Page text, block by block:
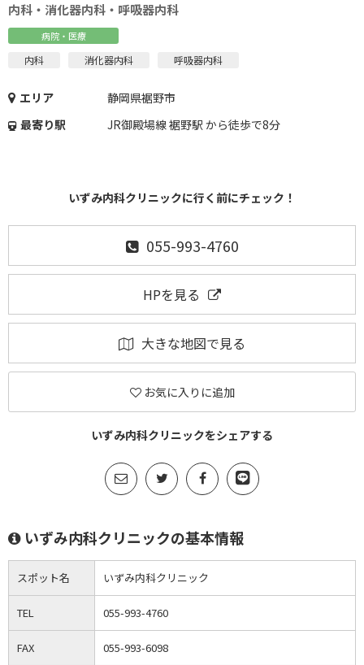
内科・消化器内科・呼吸器内科
病院・医療
内科 消化器内科 呼吸器内科
エリア
静岡県裾野市
最寄り駅
JR御殿場線 裾野駅 から徒歩で8分
いずみ内科クリニックに行く前にチェック！
055-993-4760
HPを見る
大きな地図で見る
お気に入りに追加
いずみ内科クリニックをシェアする
いずみ内科クリニックの基本情報
スポット名 いずみ内科クリニック
TEL 055-993-4760
FAX 055-993-6098